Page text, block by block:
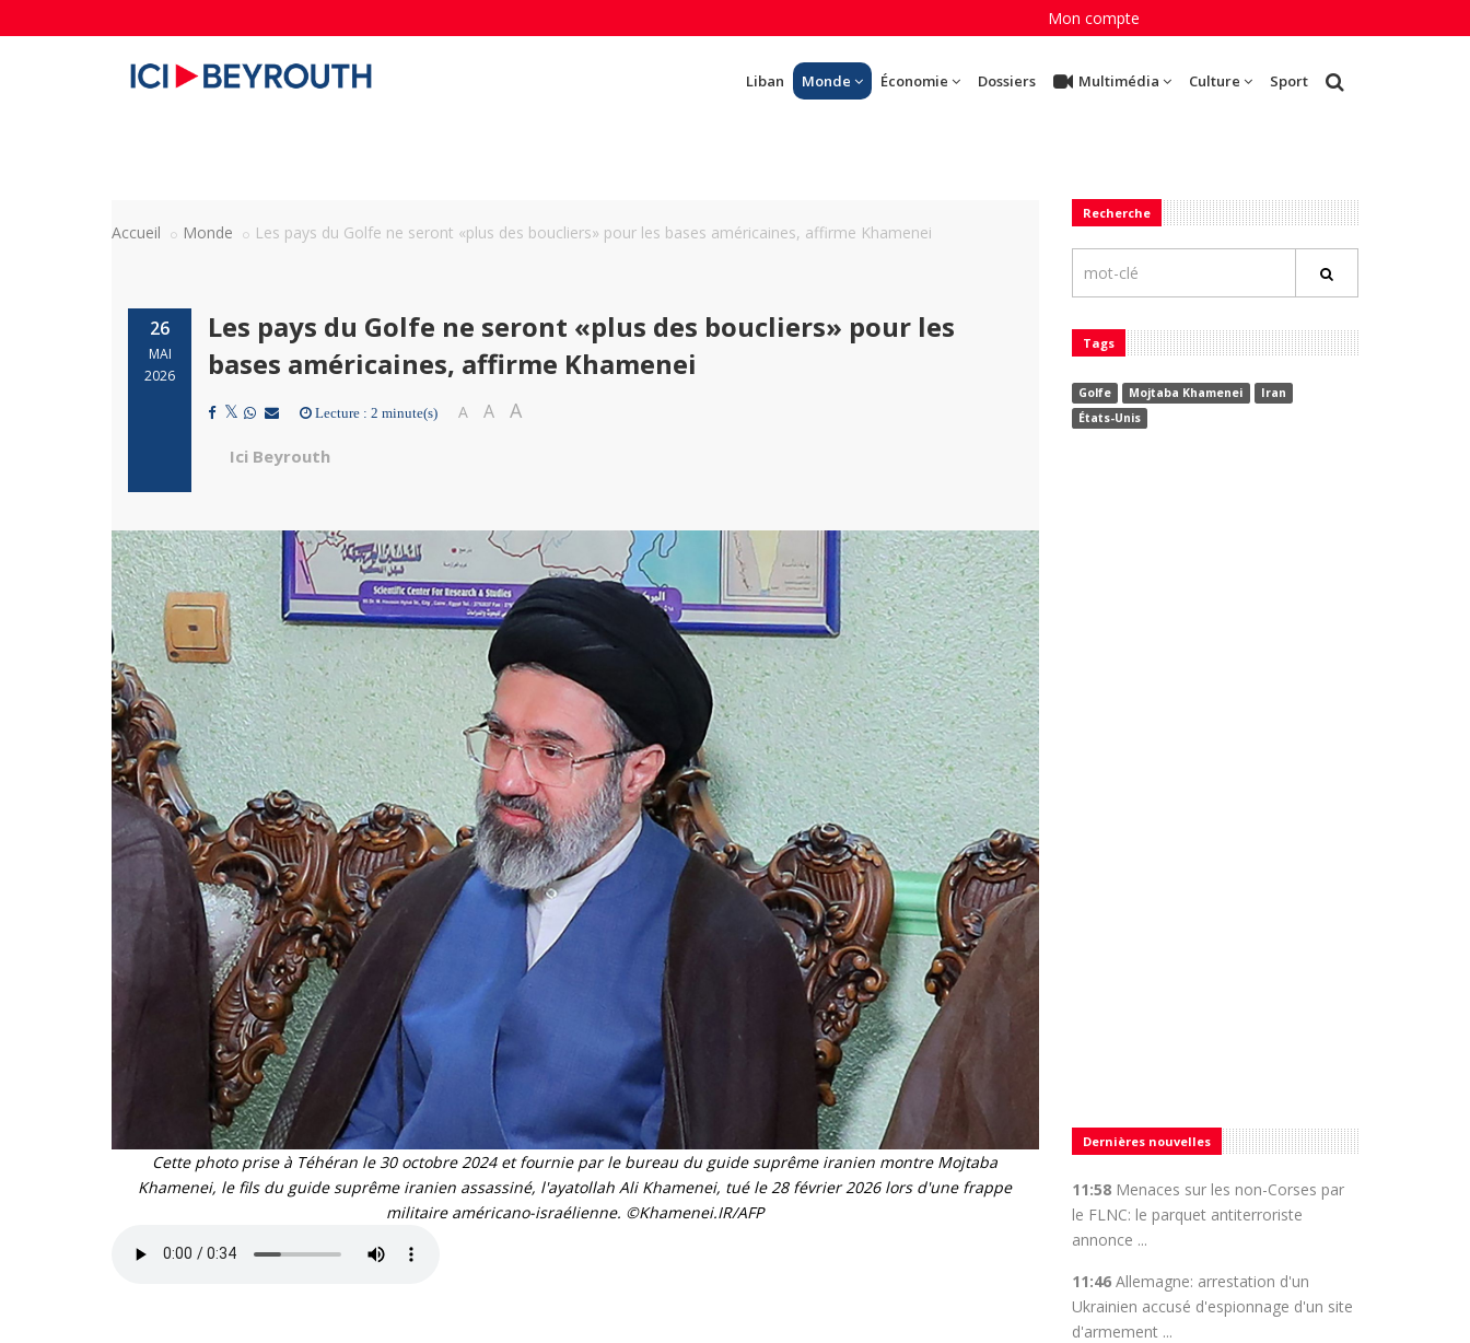
Mon compte
Liban Monde Économie Dossiers Multimédia Culture Sport
Accueil Monde Les pays du Golfe ne seront «plus des boucliers» pour les bases américaines, affirme Khamenei
26
MAI
2026
Les pays du Golfe ne seront «plus des boucliers» pour les
bases américaines, affirme Khamenei
Lecture : 2 minute(s) A A A
Ici Beyrouth
Cette photo prise à Téhéran le 30 octobre 2024 et fournie par le bureau du guide suprême iranien montre Mojtaba
Khamenei, le fils du guide suprême iranien assassiné, l'ayatollah Ali Khamenei, tué le 28 février 2026 lors d'une frappe
militaire américano-israélienne. ©Khamenei.IR/AFP
Recherche
Tags
Golfe Mojtaba Khamenei
Iran
États-Unis
Dernières nouvelles
11:58 Menaces sur les non-Corses par
le FLNC: le parquet antiterroriste
annonce ...
11:46 Allemagne: arrestation d'un
Ukrainien accusé d'espionnage d'un site
d'armement ...